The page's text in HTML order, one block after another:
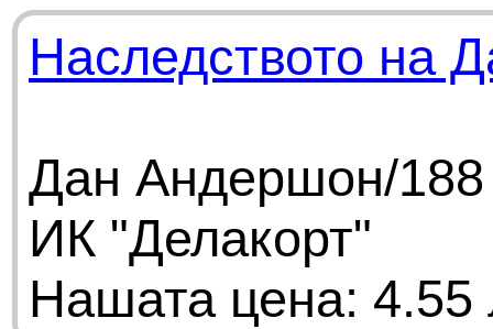
Наследството на
Дан Андершон/
ИК "Делакорт"
Нашата цена: 4.55